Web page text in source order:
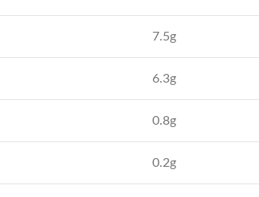
7.5g
6.3g
0.8g
0.2g